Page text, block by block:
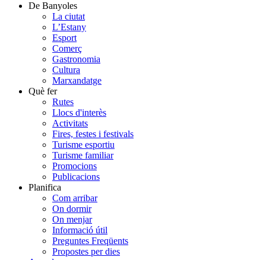
De Banyoles
La ciutat
L’Estany
Esport
Comerç
Gastronomia
Cultura
Marxandatge
Què fer
Rutes
Llocs d'interès
Activitats
Fires, festes i festivals
Turisme esportiu
Turisme familiar
Promocions
Publicacions
Planifica
Com arribar
On dormir
On menjar
Informació útil
Preguntes Freqüents
Propostes per dies